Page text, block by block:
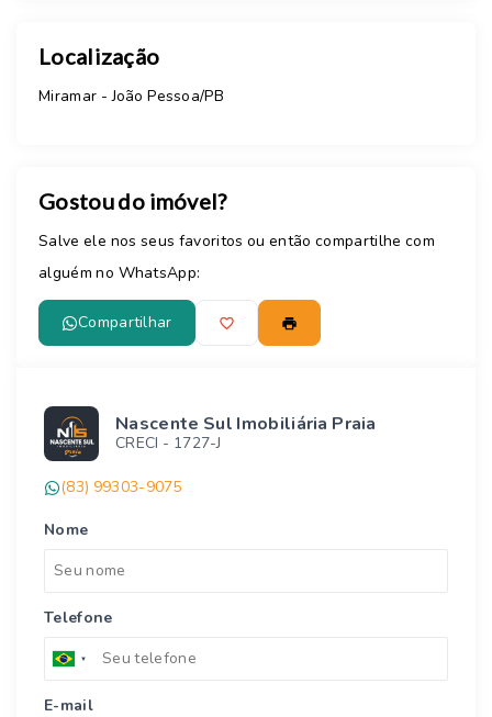
Localização
Miramar - João Pessoa/PB
Gostou do imóvel?
Salve ele nos seus favoritos ou então compartilhe com
alguém no WhatsApp:
Compartilhar
Nascente Sul Imobiliária Praia
CRECI - 1727-J
(83) 99303-9075
Nome
Telefone
E-mail